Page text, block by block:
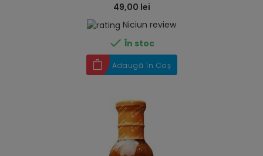
49,00 lei
Niciun review
 În stoc
Adaugă în Coș